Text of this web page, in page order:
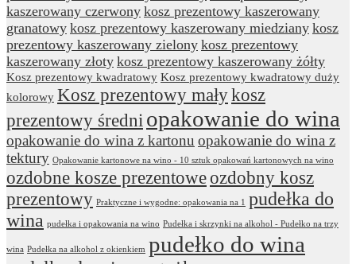
kaszerowany czerwony kosz prezentowy kaszerowany
granatowy kosz prezentowy kaszerowany miedziany kosz
prezentowy kaszerowany zielony kosz prezentowy
kaszerowany złoty kosz prezentowy kaszerowany żółty
Kosz prezentowy kwadratowy Kosz prezentowy kwadratowy duży
kolorowy Kosz prezentowy małykosz
prezentowy średni opakowanie do wina
opakowanie do wina z kartonu opakowanie do wina z
tektury Opakowanie kartonowe na wino - 10 sztuk opakowań kartonowych na wino
ozdobne kosze prezentoweozdobny kosz
prezentowy Praktyczne i wygodne: opakowania na 1
pudełka do
wina pudełka i opakowania na wino Pudełka i skrzynki na alkohol - Pudełko na trzy
wina Pudełka na alkohol z okienkiem pudełko do wina